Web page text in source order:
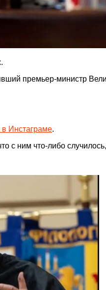
премьер-министр
в Инстаграме.
с ним что-либо